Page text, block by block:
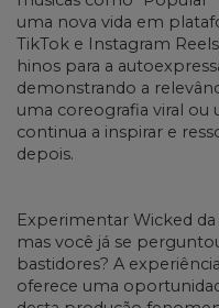
uma nova vida em
TikTok e Instagram
hinos para a
demonstrando a
uma coreografia viral ou
continua a inspirar e
depois.
Experimentar Wicked
mas você já se
bastidores? A
oferece uma